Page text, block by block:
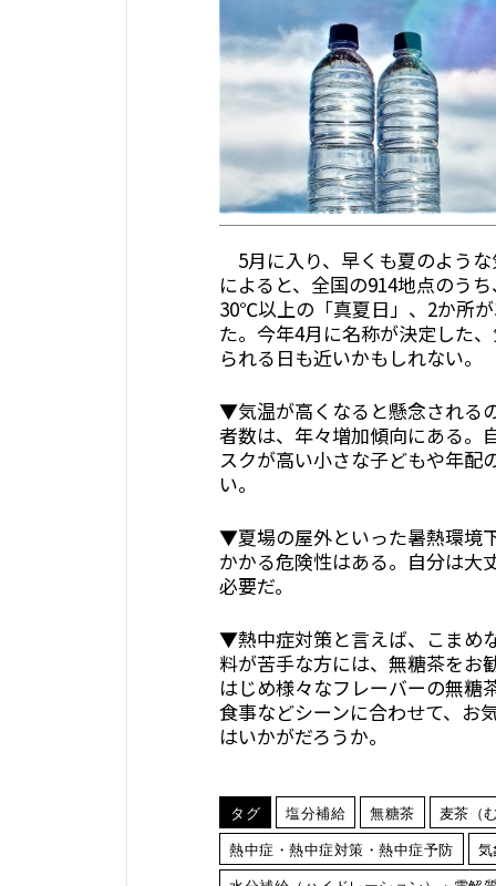
5月に入り、早くも夏のよう
によると、全国の914地点のう
30℃以上の「真夏日」、2か所
た。今年4月に名称が決定した
られる日も近いかもしれない。
▼気温が高くなると懸念される
者数は、年々増加傾向にある。
スクが高い小さな子どもや年配
い。
▼夏場の屋外といった暑熱環境
かかる危険性はある。自分は大
必要だ。
▼熱中症対策と言えば、こまめ
料が苦手な方には、無糖茶をお
はじめ様々なフレーバーの無糖
食事などシーンに合わせて、お
はいかがだろうか。
タグ 塩分補給 無糖茶
麦茶（
熱中症・熱中症対策・熱中症予防